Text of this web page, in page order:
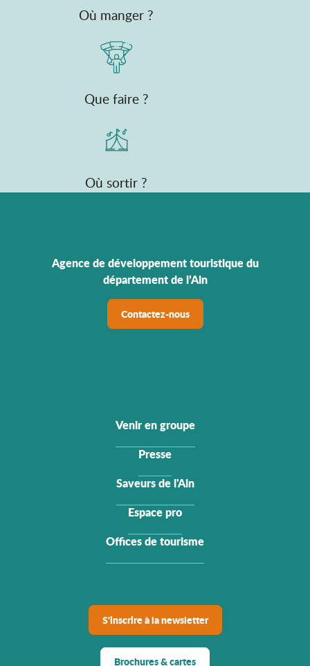
Où manger ?
Que faire ?
Où sortir ?
Agence de développement touristique du
département de l’Ain
Contactez-nous
Venir en groupe
Presse
Saveurs de l'Ain
Espace pro
Offices de tourisme
S'inscrire à la newsletter
Brochures & cartes